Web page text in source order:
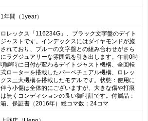
1年間（1year）
ロレックス「116234G」、ブラック文字盤のデイト
ジャストです。インデックスにはダイヤモンドが施
されており、ブルーの文字盤との組み合わせがさら
にラグジュアリーな雰囲気を引き出します。午前0時
頃瞬時に日付が変わるデイトジャスト機構、全回転
式ローターを搭載したパーペチュアル機構、ロレッ
クス三大機構を搭載したモデルです。状態：使用に
伴う小傷は全体的にございますが、大きな傷や打痕
は無くコンディションの良い御時計です。付属品：
箱、保証書（2016年）総コマ数：24コマ